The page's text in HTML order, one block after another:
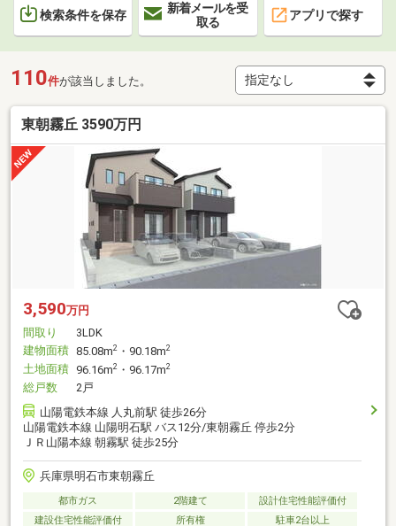
検索条件を保存
新着メールを受
取る
アプリで探す
110件が該当しました。
東朝霧丘 3590万円
3,590万円
間取り
3LDK
建物面積 85.08m2 ・90.18m2
土地面積 96.16m2 ・96.17m2
総戸数
2戸
山陽電鉄本線 人丸前駅 徒歩26分
山陽電鉄本線 山陽明石駅 バス12分/東朝霧丘 停歩2分
ＪＲ山陽本線 朝霧駅 徒歩25分
兵庫県明石市東朝霧丘
都市ガス 2階建て
設計住宅性能評価付
建設住宅性能評価付
所有権 駐車2台以上